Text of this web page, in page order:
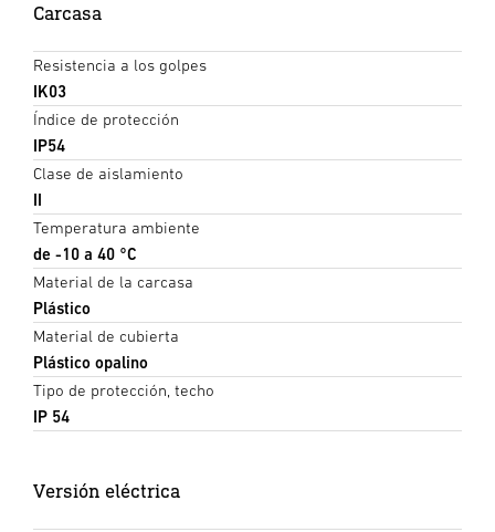
Carcasa
Resistencia a los golpes
IK03
Índice de protección
IP54
Clase de aislamiento
II
Temperatura ambiente
de -10 a 40 °C
Material de la carcasa
Plástico
Material de cubierta
Plástico opalino
Tipo de protección, techo
IP 54
Versión eléctrica